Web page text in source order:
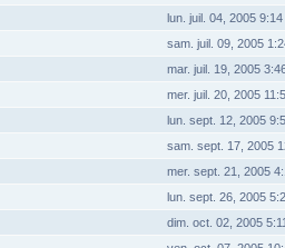
lun. juil. 04, 2005
sam. juil. 09, 2005
mar. juil. 19, 2005
mer. juil. 20, 2005
lun. sept. 12, 2005
sam. sept. 17, 2005
mer. sept. 21, 2005
lun. sept. 26, 2005
dim. oct. 02, 2005